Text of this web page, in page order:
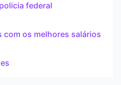
federal
os melhores salários